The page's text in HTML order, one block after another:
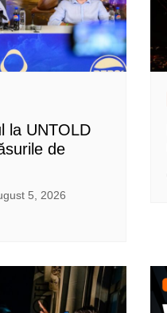
la UNTOLD
de
5, 2026